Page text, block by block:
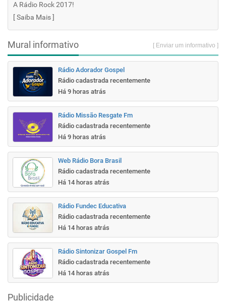
A Rádio Rock 2017!
[Saiba Mais]
Mural informativo [ Enviar um informativo ]
Rádio Adorador Gospel
Rádio cadastrada recentemente
Há 9 horas atrás
Rádio Missão Resgate Fm
Rádio cadastrada recentemente
Há 9 horas atrás
Web Rádio Bora Brasil
Rádio cadastrada recentemente
Há 14 horas atrás
Rádio Fundec Educativa
Rádio cadastrada recentemente
Há 14 horas atrás
Rádio Sintonizar Gospel Fm
Rádio cadastrada recentemente
Há 14 horas atrás
Publicidade